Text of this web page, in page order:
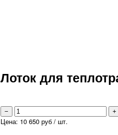
Лоток для
− +
Цена: 10 650 руб / шт.